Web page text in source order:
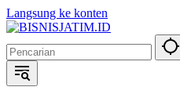
Langsung ke konten